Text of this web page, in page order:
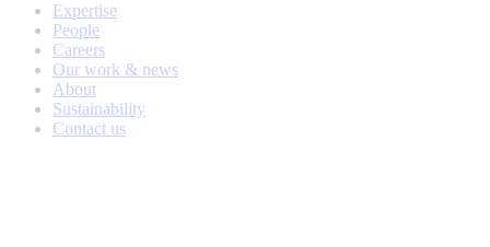
Expertise
People
Careers
Our work & news
About
Sustainability
Contact us